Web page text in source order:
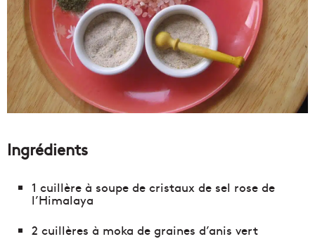
Ingrédients
1 cuillère à soupe de cristaux de sel rose de
l’Himalaya
2 cuillères à moka de graines d’anis vert